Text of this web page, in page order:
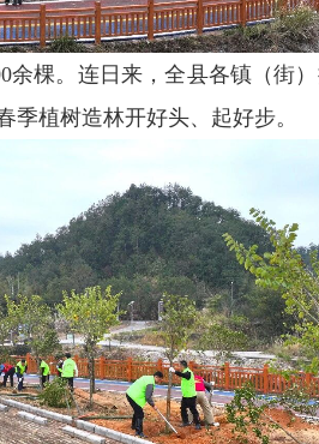
余棵。连日来，全县各镇（街
季植树造林开好头、起好步。